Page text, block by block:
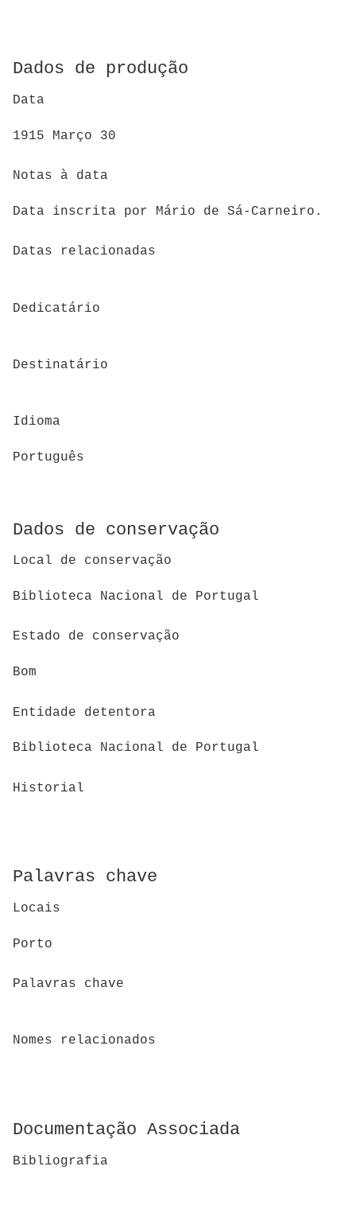
Dados de produção
Data
1915 Março 30
Notas à data
Data inscrita por Mário de Sá-Carneiro.
Datas relacionadas
Dedicatário
Destinatário
Idioma
Português
Dados de conservação
Local de conservação
Biblioteca Nacional de Portugal
Estado de conservação
Bom
Entidade detentora
Biblioteca Nacional de Portugal
Historial
Palavras chave
Locais
Porto
Palavras chave
Nomes relacionados
Documentação Associada
Bibliografia